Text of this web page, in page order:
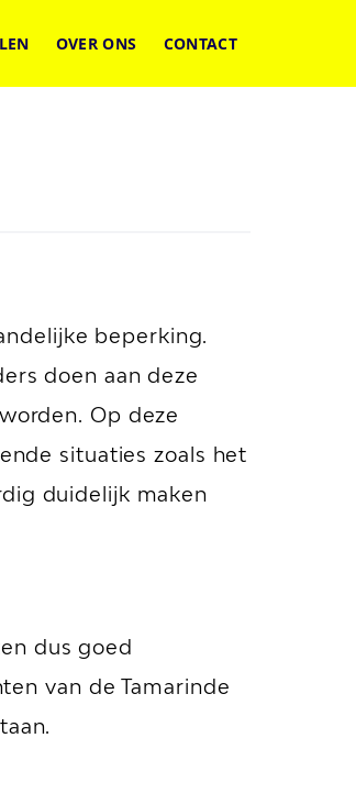
OVER ONS CONTACT
beperking.
doen aan deze
Op deze
situaties zoals het
duidelijk maken
dus goed
van de Tamarinde